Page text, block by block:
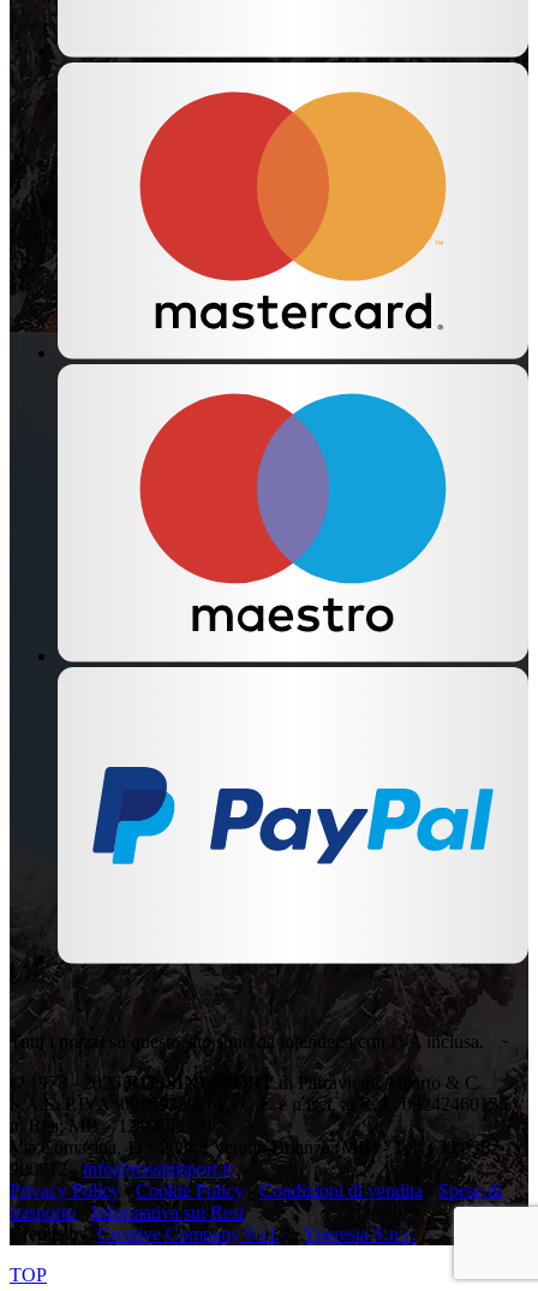
Tutti i prezzi su questo sito sono da intendersi con IVA inclusa.
© 1978 - 2026ROSSINI SPORT di Parravicini Alberto & C.
S.A.S. P.IVA: 00899350961 - C.F. e n.iscr. al R. I.: 08242460155 -
n. Rea: MB – 1210641
Via Comasina, 11 - 20843 Verano Brianza (MB) - Tel: +39 0362
900912 - info@rossinisport.it
Privacy Policy -Cookie Policy -Condizioni di vendita
Spese di
trasporto - Informativa sui Resi
Credits by: Creative Company S.r.l. &Yperesia S.n.c.
TOP